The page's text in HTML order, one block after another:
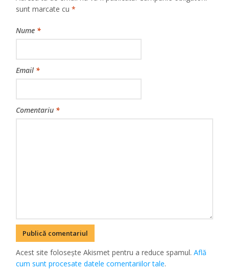
sunt marcate cu*
Nume *
Email *
Comentariu *
Acest site folosește Akismet pentru a reduce spamul.Află
cum sunt procesate datele comentariilor tale.